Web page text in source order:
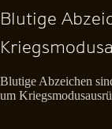
Blutige
Blutige Abzeichen
um